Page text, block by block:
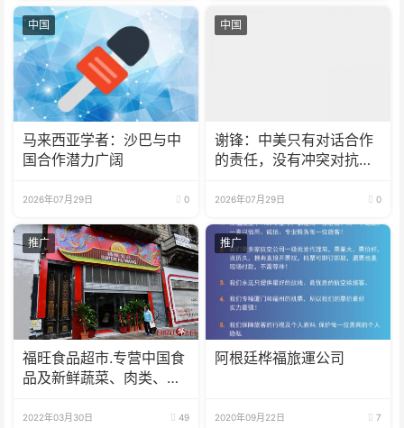
中国
马来西亚学者：沙巴与中
国合作潜力广阔
2026年07月29日 0
中国
谢锋：中美只有对话合作
的责任，没有冲突对抗的
2026年07月29日 0
推广
福旺食品超市.专营中国食
品及新鲜蔬菜、肉类、
2022年03月30日 49
推广
阿根廷桦福旅運公司
2020年09月22日 7